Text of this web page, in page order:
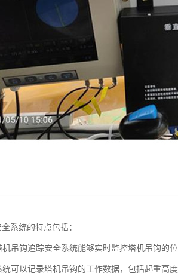
系统的特点包括：
吊钩追踪安全系统能够实时监控塔机吊钩的
可以记录塔机吊钩的工作数据，包括起重高